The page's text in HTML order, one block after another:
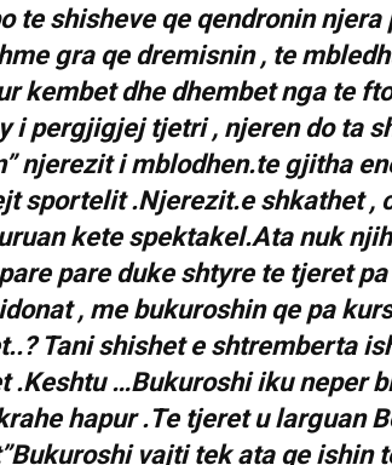
te shisheve qe qendronin
gra qe dremisnin , te
kembet dhe dhembet nga te
i pergjigjej tjetri , njeren do ta
njerezit i mblodhen.te gjitha
sportelit .Njerezit.e shkathet ,
kete spektakel.Ata nuk
pare duke shtyre te tjeret
, me bukuroshin qe pa
Tani shishet e shtremberta
.Keshtu …Bukuroshi iku neper
hapur .Te tjeret u larguan
vajti tek ata qe